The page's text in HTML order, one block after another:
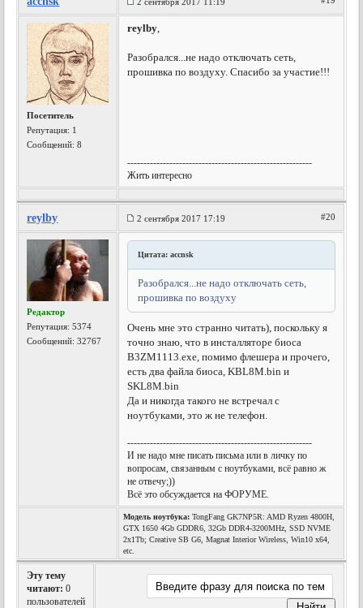
Посетитель
Репутация: 1
Сообщений: 8
reylby,
Разобрался...не надо отключать сеть,
прошивка по воздуху. Спасибо за участие!!!
---------------------------------------------------------
Жить интересно
reylby 2 сентября 2017 17:19 #20
Редактор
Репутация:5374
Сообщений: 32767
Цитата: accnsk
Разобрался...не надо отключать сеть,
прошивка по воздуху
Очень мне это странно читать), поскольку я
точно знаю, что в инсталляторе биоса
B3ZM1113.exe, помимо флешера и прочего,
есть два файла биоса, KBL8M.bin и
SKL8M.bin
Да и никогда такого не встречал с
ноутбуками, это ж не телефон.
---------------------------------------------------------
И не надо мне писать письма или в личку по
вопросам, связанным с ноутбуками, всё равно ж
не отвечу;))
Всё это обсуждается на ФОРУМЕ.
Модель ноутбука: TongFang GK7NP5R: AMD Ryzen 4800H,
GTX 1650 4Gb GDDR6, 32Gb DDR4-3200MHz, SSD NVME
2x1Tb; Creative SB G6, Magnat Interior Wireless, Win10 x64,
etc.
Эту тему
читают: 0
пользователей